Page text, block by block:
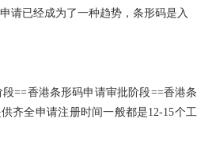
请已经成为了一种趋势，条形码是入
==香港条形码申请审批阶段==香港条
齐全申请注册时间一般都是12-15个工